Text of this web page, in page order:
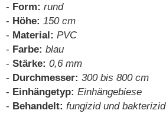
- Form: rund
- Höhe: 150 cm
- Material: PVC
- Farbe: blau
- Stärke: 0,6 mm
- Durchmesser: 300 bis 800 cm
- Einhängetyp: Einhängebiese
- Behandelt: fungizid und bakterizid